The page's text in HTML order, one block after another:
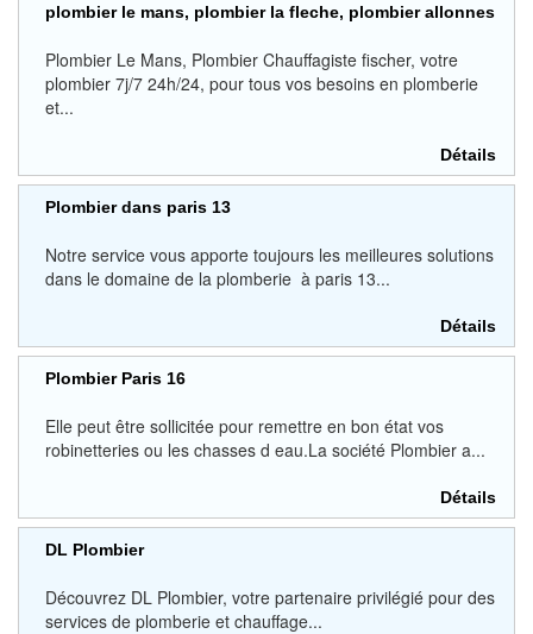
plombier le mans, plombier la fleche, plombier allonnes
Plombier Le Mans, Plombier Chauffagiste fischer, votre
plombier 7j/7 24h/24, pour tous vos besoins en plomberie
et...
Détails
Plombier dans paris 13
Notre service vous apporte toujours les meilleures solutions
dans le domaine de la plomberie à paris 13...
Détails
Plombier Paris 16
Elle peut être sollicitée pour remettre en bon état vos
robinetteries ou les chasses d eau.La société Plombier a...
Détails
DL Plombier
Découvrez DL Plombier, votre partenaire privilégié pour des
services de plomberie et chauffage...